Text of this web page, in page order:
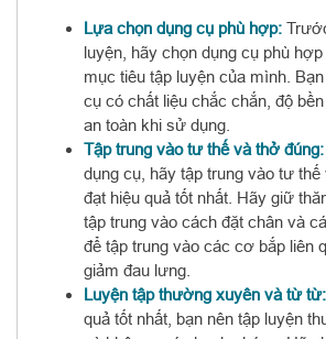
Lựa chọn dụng cụ phù hợp:
luyện, hãy chọn dụng cụ phù
mục tiêu tập luyện của mình.
cụ có chất liệu chắc chắn, độ
an toàn khi sử dụng.
Tập trung vào tư thế và thở đúng:
dụng cụ, hãy tập trung vào tư
đạt hiệu quả tốt nhất. Hãy giữ
tập trung vào cách đặt chân và
để tập trung vào các cơ bắp liên
giảm đau lưng.
Luyện tập thường xuyên và từ từ:
quả tốt nhất, bạn nên tập luyện